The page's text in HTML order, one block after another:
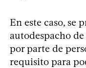
En este caso, se
autodespacho
por parte de
requisito para